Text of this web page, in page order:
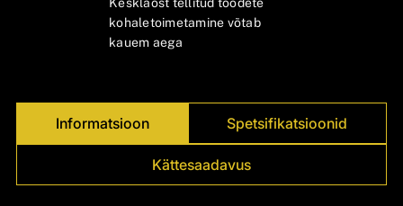
kohaletoimetamine võtab
kauem aega
Informatsioon Spetsifikatsioonid
Kättesaadavus